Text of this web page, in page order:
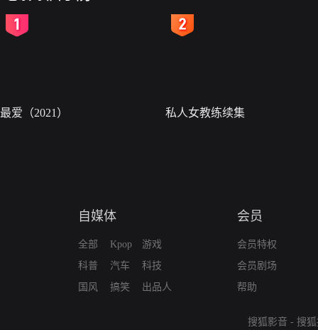
最爱（2021） 私人女教练续集
自媒体
全部
科普
国风
Kpop
汽车
搞笑
游戏
科技
出品人
会员
会员特权
会员剧场
帮助
搜狐影音 - 搜